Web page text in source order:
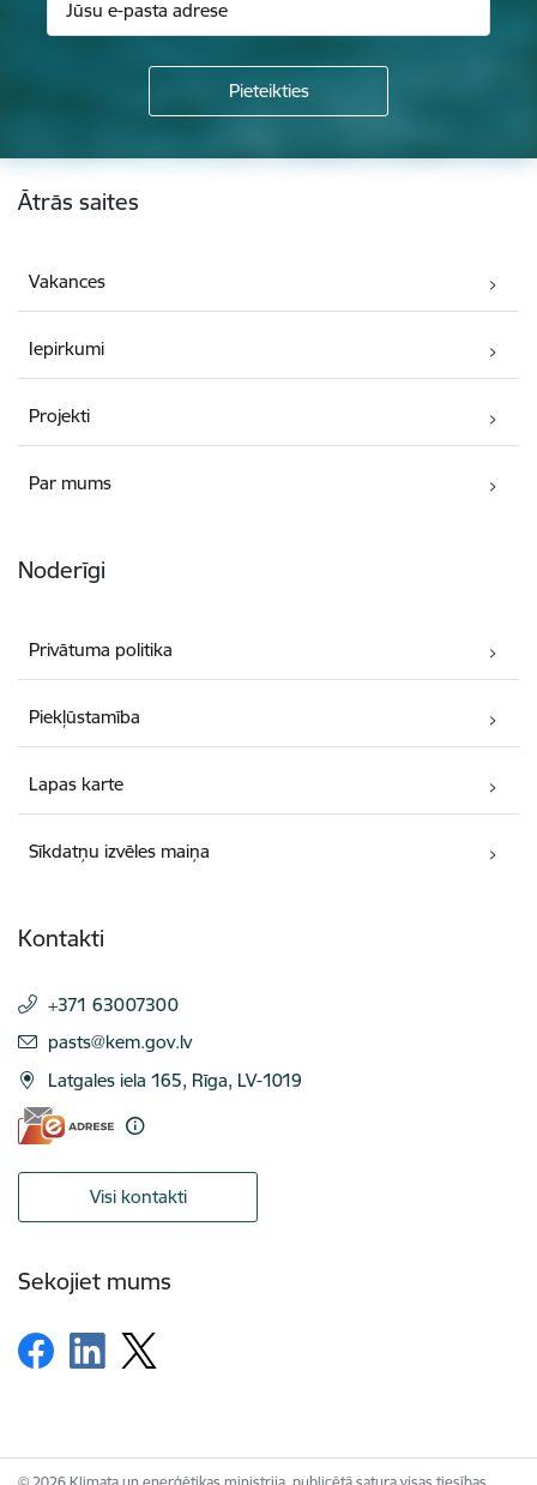
Kājene
Ātrās saites
Vakances
Iepirkumi
Projekti
Par mums
Noderīgi
Privātuma politika
Piekļūstamība
Lapas karte
Sīkdatņu izvēles maiņa
Kontakti
+371 63007300
E-pasts:
pasts@kem.gov.lv
Latgales iela 165, Rīga, LV-1019
Visi kontakti
Sekojiet mums